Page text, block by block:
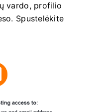
vardo, profilio
Spustelėkite